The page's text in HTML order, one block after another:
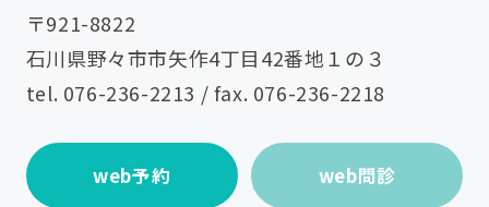
〒921-8822
石川県野々市市矢作4丁目42番地１の３
tel. 076-236-2213 / fax. 076-236-2218
web予約 web問診